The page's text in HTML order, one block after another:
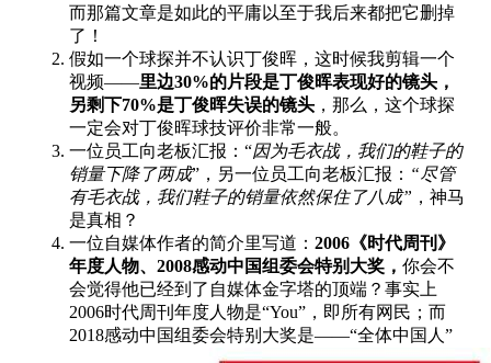
而那篇文章是如此的平庸以至于我后来都把它删掉
了！
假如一个球探并不认识丁俊晖，这时候我剪辑一个
视频——里边30%的片段是丁俊晖表现好的镜头，
另剩下70%是丁俊晖失误的镜头 ，那么，这个球探
一定会对丁俊晖球技评价非常一般。
一位员工向老板汇报：“因为毛衣战，我们的鞋子的
销量下降了两成”，另一位员工向老板汇报： “尽管
有毛衣战，我们鞋子的销量依然保住了八成” ，神马
是真相？
一位自媒体作者的简介里写道： 2006《时代周刊》
年度人物、2008感动中国组委会特别大奖， 你会不
会觉得他已经到了自媒体金字塔的顶端？事实上
2006时代周刊年度人物是“You”，即所有网民；而
2018感动中国组委会特别大奖是——“全体中国人”